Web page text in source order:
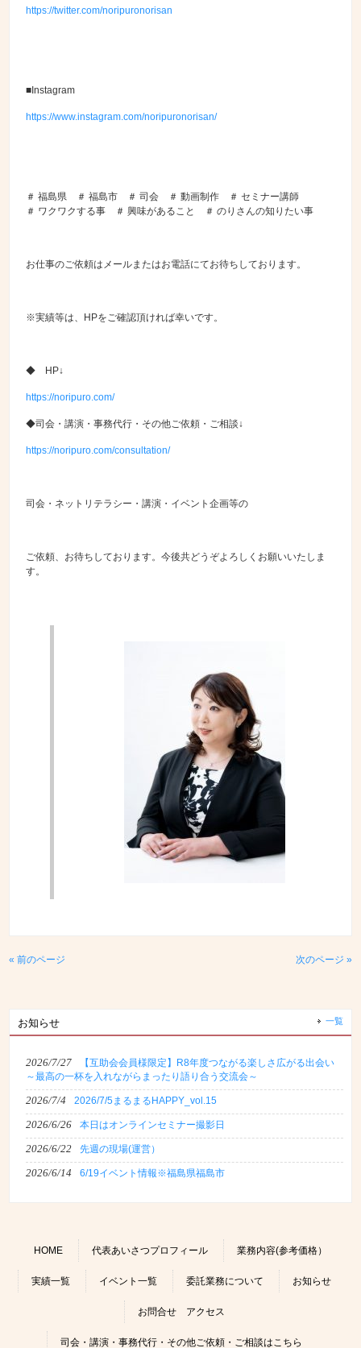
https://twitter.com/noripuronorisan
■Instagram
https://www.instagram.com/noripuronorisan/
＃ 福島県 ＃ 福島市 ＃ 司会 ＃ 動画制作 ＃ セミナー講師
＃ ワクワクする事 ＃ 興味があること ＃ のりさんの知りたい事
お仕事のご依頼はメールまたはお電話にてお待ちしております。
※実績等は、HPをご確認頂ければ幸いです。
◆ HP↓
https://noripuro.com/
◆司会・講演・事務代行・その他ご依頼・ご相談↓
https://noripuro.com/consultation/
司会・ネットリテラシー・講演・イベント企画等の
ご依頼、お待ちしております。今後共どうぞよろしくお願いいたしま
す。
« 前のページ 次のページ »
お知らせ 一覧
2026/7/27
【互助会会員様限定】R8年度つながる楽しさ広がる出会い
～最高の一杯を入れながらまったり語り合う交流会～
2026/7/4 2026/7/5まるまるHAPPY_vol.15
2026/6/26 本日はオンラインセミナー撮影日
2026/6/22 先週の現場(運営）
2026/6/14 6/19イベント情報※福島県福島市
HOME 代表あいさつプロフィール 業務内容(参考価格）
実績一覧 イベント一覧 委託業務について お知らせ
お問合せ アクセス
司会・講演・事務代行・その他ご依頼・ご相談はこちら